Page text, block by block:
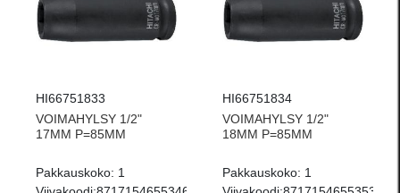
HI66751833
VOIMAHYLSY 1/2"
17MM P=85MM
Pakkauskoko: 1
HI66751834
VOIMAHYLSY 1/2"
18MM P=85MM
Pakkauskoko: 1